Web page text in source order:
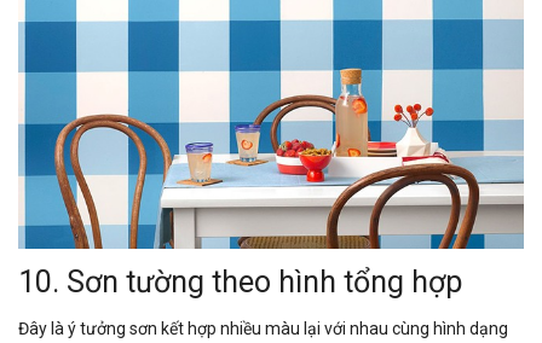
10. Sơn tường theo hình tổng hợp
Đây là ý tưởng sơn kết hợp nhiều màu lại với nhau cùng hình dạng